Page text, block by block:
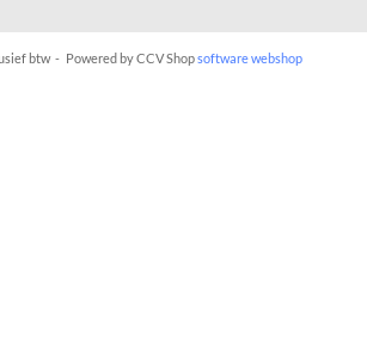
btw - Powered by CCV Shopsoftware webshop